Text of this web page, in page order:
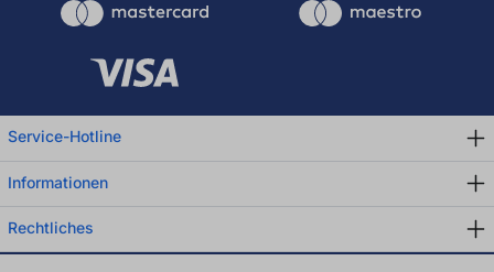
Service-Hotline
Informationen
Rechtliches